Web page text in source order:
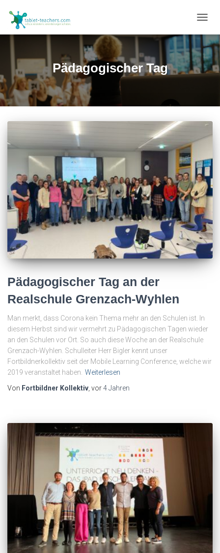
Pädagogischer Tag
Pädagogischer Tag an der
Realschule Grenzach-Wyhlen
Man merkt, dass Corona kein Thema mehr an den Schulen ist. In
diesem Herbst sind wir vermehrt zu Pädagogischen Tagen wieder
an den Schulen vor Ort. So auch diese Woche an der Realschule
Grenzach-Wyhlen. Schulleiter Herr Bigler kennt unser
Fortbildnerkollektiv seit der Mobile Learning Conference, welche wir
2019 veranstaltet haben. Weiterlesen
Von Fortbildner Kollektiv , vor4 Jahren